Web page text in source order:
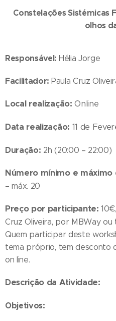
Constelações Sistémicas
olhos
Responsável: Hélia Jorge
Facilitador: Paula Cruz
Local realização:Online
Data realização: 11 de
Duração: 2h (20:00 – 22:00)
Número mínimo e
– máx. 20
Preço por participante:
Cruz Oliveira, por MBWay
Quem participar deste
tema próprio, tem desconto
on line.
Descrição da Atividade:
Objetivos: